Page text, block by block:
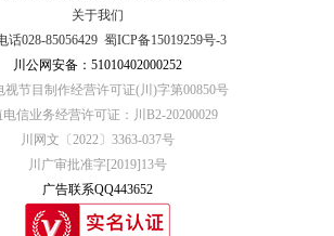
关于我们
话028-85056429 蜀ICP备15019259号-3
川公网安备：51010402000252
视节目制作经营许可证(川)字第00850号
信业务经营许可证：川B2-20200029
川网文〔2022〕3363-037号
川广审批准字[2019]13号
广告联系QQ443652